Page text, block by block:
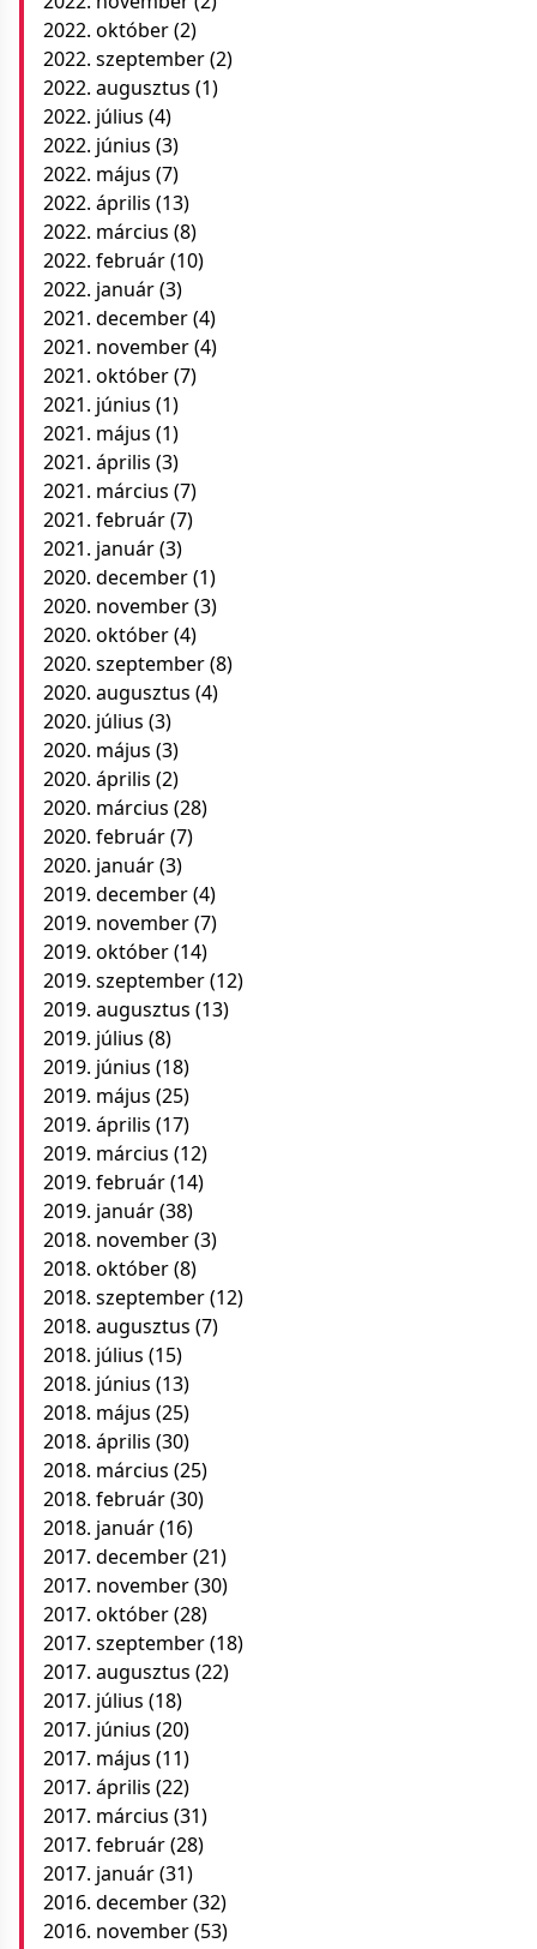
2022. október(2)
2022. szeptember(2)
2022. augusztus (1)
2022. július (4)
2022. június (3)
2022. május (7)
2022. április (13)
2022. március (8)
2022. február(10)
2022. január(3)
2021. december(4)
2021. november(4)
2021. október(7)
2021. június (1)
2021. május (1)
2021. április (3)
2021. március (7)
2021. február(7)
2021. január(3)
2020. december(1)
2020. november(3)
2020. október(4)
2020. szeptember(8)
2020. augusztus (4)
2020. július (3)
2020. május (3)
2020. április (2)
2020. március (28)
2020. február(7)
2020. január(3)
2019. december(4)
2019. november(7)
2019. október(14)
2019. szeptember(12)
2019. augusztus (13)
2019. július (8)
2019. június (18)
2019. május (25)
2019. április (17)
2019. március (12)
2019. február(14)
2019. január(38)
2018. november(3)
2018. október(8)
2018. szeptember(12)
2018. augusztus (7)
2018. július (15)
2018. június (13)
2018. május (25)
2018. április (30)
2018. március (25)
2018. február(30)
2018. január(16)
2017. december(21)
2017. november(30)
2017. október(28)
2017. szeptember(18)
2017. augusztus (22)
2017. július (18)
2017. június (20)
2017. május (11)
2017. április (22)
2017. március (31)
2017. február(28)
2017. január(31)
2016. december(32)
2016. november(53)